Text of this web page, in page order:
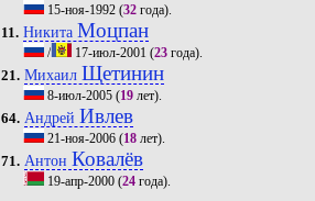
15-ноя-1992 (32 года).
11. Никита Моцпан
/ 17-июл-2001 (23 года).
21. Михаил Щетинин
8-июл-2005 (19 лет).
64. Андрей Ивлев
21-ноя-2006 (18 лет).
71. Антон Ковалёв
19-апр-2000 (24 года).